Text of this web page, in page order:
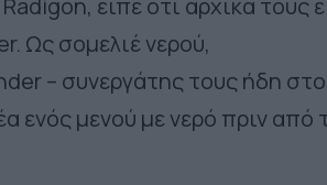
είπε ότι αρχικά τους
Ως σομελιέ νερού,
– συνεργάτης τους ήδη στο
ενός μενού με νερό πριν από